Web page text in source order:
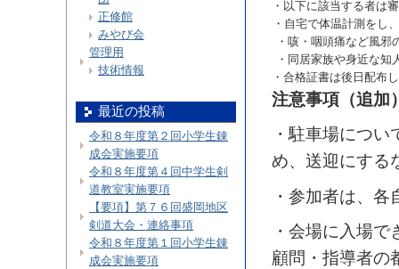
・以下に該当する者は
・自宅で体温計測をし
・咳・咽頭痛など風邪
・同居家族や身近な知
・合格証書は後日配布
注意事項（追加
・駐車場につ
め、送迎にする
・参加者は、
・会場に入場
顧問・指導者の
正修館
みやび会
管理用
技術情報
最近の投稿
令和８年度第２回小学生錬
成会実施要項
令和８年度第４回中学生剣
道教室実施要項
【要項】第７６回盛岡地区
剣道大会・連絡事項
令和８年度第１回小学生錬
成会実施要項